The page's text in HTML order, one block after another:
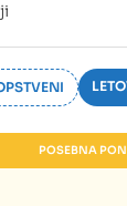
POSEBNA